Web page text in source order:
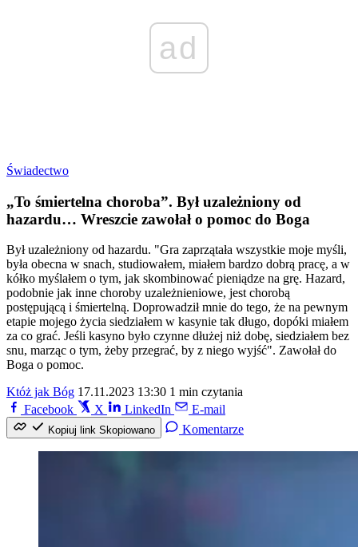
ad
Świadectwo
„To śmiertelna choroba”. Był uzależniony od
hazardu… Wreszcie zawołał o pomoc do Boga
Był uzależniony od hazardu. "Gra zaprzątała wszystkie moje myśli,
była obecna w snach, studiowałem, miałem bardzo dobrą pracę, a w
kółko myślałem o tym, jak skombinować pieniądze na grę. Hazard,
podobnie jak inne choroby uzależnieniowe, jest chorobą
postępującą i śmiertelną. Doprowadził mnie do tego, że na pewnym
etapie mojego życia siedziałem w kasynie tak długo, dopóki miałem
za co grać. Jeśli kasyno było czynne dłużej niż dobę, siedziałem bez
snu, marząc o tym, żeby przegrać, by z niego wyjść". Zawołał do
Boga o pomoc.
Któż jak Bóg 17.11.2023 13:30 1 min czytania
Facebook
X LinkedIn E-mail
Kopiuj link Skopiowano Komentarze